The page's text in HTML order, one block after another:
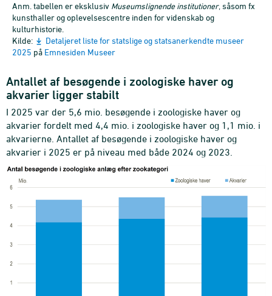
Anm. tabellen er eksklusiv Museumslignende institutioner, såsom fx
kunsthaller og oplevelsescentre inden for videnskab og
kulturhistorie.
Kilde:
Detaljeret liste for statslige og statsanerkendte museer
2025 på Emnesiden Museer
Antallet af besøgende i zoologiske haver og
akvarier ligger stabilt
I 2025 var der 5,6 mio. besøgende i zoologiske haver og
akvarier fordelt med 4,4 mio. i zoologiske haver og 1,1 mio. i
akvarierne. Antallet af besøgende i zoologiske haver og
akvarier i 2025 er på niveau med både 2024 og 2023.